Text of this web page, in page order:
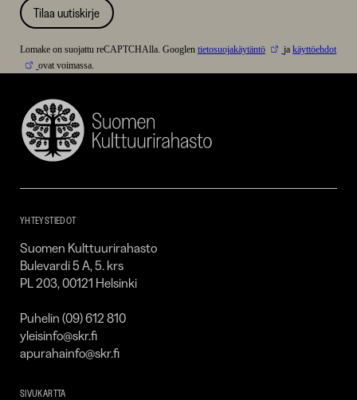
Tilaa uutiskirje
Lomake on suojattu reCAPTCHAlla. Googlen tietosuojakäytäntö jakäyttöehdot
ovat voimassa.
Suomen
Kulttuurirahasto
YHTEYSTIEDOT
Suomen Kulttuurirahasto
Bulevardi 5 A, 5. krs
PL 203, 00121 Helsinki
Puhelin (09) 612 810
yleisinfo@skr.fi
apurahainfo@skr.fi
SIVUKARTTA